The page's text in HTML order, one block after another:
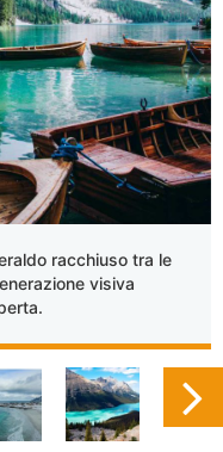
racchiuso tra le
visiva